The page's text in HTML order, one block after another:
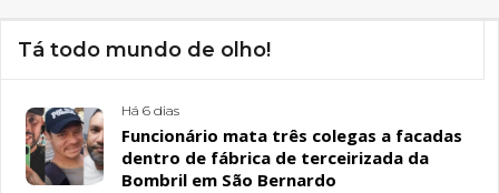
Tá todo mundo de olho!
Há 6 dias
Funcionário mata três colegas a facadas
dentro de fábrica de terceirizada da
Bombril em São Bernardo